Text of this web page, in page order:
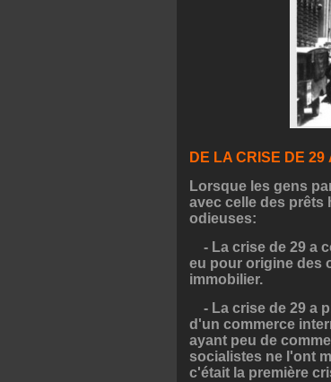
DE LA CRISE DE
Lorsque les gens
avec celle des prêts
odieuses:
- La crise de 29 a
eu pour origine des
immobilier.
- La crise de 29 a
d'un commerce
ayant peu de
socialistes ne l'ont
c'était la première